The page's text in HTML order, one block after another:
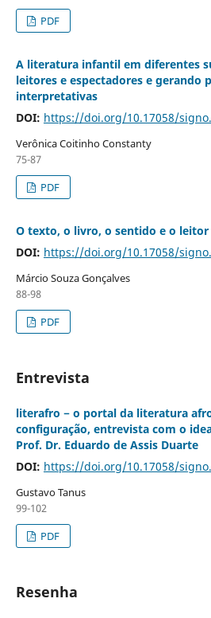
PDF
A literatura infantil em diferentes
leitores e espectadores e gerando
interpretativas
DOI: https://doi.org/10.17058/
Verônica Coitinho Constanty
75-87
PDF
O texto, o livro, o sentido e o leitor
DOI: https://doi.org/10.17058/
Márcio Souza Gonçalves
88-98
PDF
Entrevista
literafro − o portal da literatura
configuração, entrevista com o
Prof. Dr. Eduardo de Assis Duarte
DOI: https://doi.org/10.17058/
Gustavo Tanus
99-102
PDF
Resenha